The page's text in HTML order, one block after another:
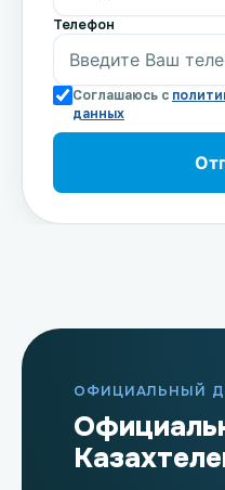
Телефон
Соглашаюсь с
данных
ОФИЦИАЛЬНЫЙ